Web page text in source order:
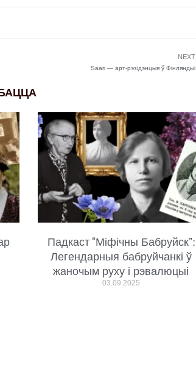
NEXT
Saari — арт-рэзідэнцыя ў Фінляндыі
Падкаст “Міфічны Бабруйск”:
Легендарныя бабруйчанкі ў
жаночым руху і рэвалюцыі
03.09.2025